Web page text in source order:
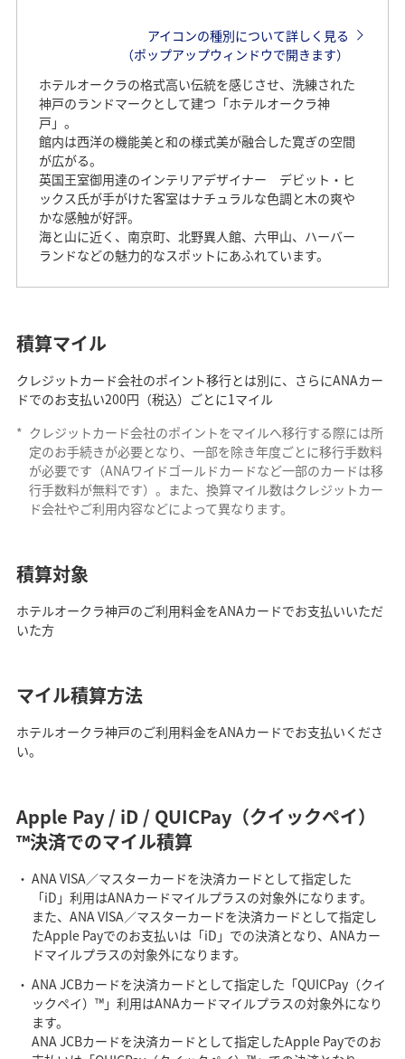
アイコンの種別について詳しく見る
（ポップアップウィンドウで開きます）
ホテルオークラの格式高い伝統を感じさせ、洗練された
神戸のランドマークとして建つ「ホテルオークラ神
戸」。
館内は西洋の機能美と和の様式美が融合した寛ぎの空間
が広がる。
英国王室御用達のインテリアデザイナー デビット・ヒ
ックス氏が手がけた客室はナチュラルな色調と木の爽や
かな感触が好評。
海と山に近く、南京町、北野異人館、六甲山、ハーバー
ランドなどの魅力的なスポットにあふれています。
積算マイル
クレジットカード会社のポイント移行とは別に、さらにANAカー
ドでのお支払い200円（税込）ごとに1マイル
* クレジットカード会社のポイントをマイルへ移行する際には所
定のお手続きが必要となり、一部を除き年度ごとに移行手数料
が必要です（ANAワイドゴールドカードなど一部のカードは移
行手数料が無料です）。また、換算マイル数はクレジットカー
ド会社やご利用内容などによって異なります。
積算対象
ホテルオークラ神戸のご利用料金をANAカードでお支払いいただ
いた方
マイル積算方法
ホテルオークラ神戸のご利用料金をANAカードでお支払いくださ
い。
Apple Pay / iD / QUICPay（クイックペイ）
™決済でのマイル積算
ANA VISA／マスターカードを決済カードとして指定した
「iD」利用はANAカードマイルプラスの対象外になります。
また、ANA VISA／マスターカードを決済カードとして指定し
たApple Payでのお支払いは「iD」での決済となり、ANAカー
ドマイルプラスの対象外になります。
ANA JCBカードを決済カードとして指定した「QUICPay（クイ
ックペイ）™」利用はANAカードマイルプラスの対象外になり
ます。
ANA JCBカードを決済カードとして指定したApple Payでのお